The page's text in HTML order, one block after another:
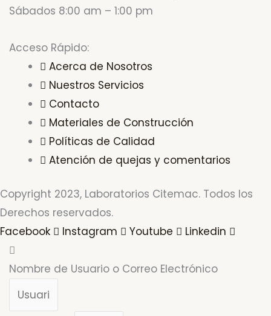
Sábados 8:00 am – 1:00 pm
Acceso Rápido:
Acerca de Nosotros
Nuestros Servicios
Contacto
Materiales de Construcción
Políticas de Calidad
Atención de quejas y comentarios
Copyright 2023, Laboratorios Citemac. Todos los
Derechos reservados.
Facebook
Instagram Youtube Linkedin
Nombre de Usuario o Correo Electrónico